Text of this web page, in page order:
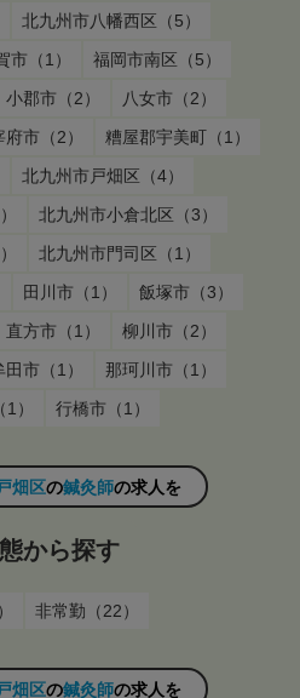
北九州市八幡西区（5）
市（1）
福岡市南区（5）
小郡市（2）
八女市（2）
府市（2）
糟屋郡宇美町（1）
北九州市戸畑区（4）
北九州市小倉北区（3）
北九州市門司区（1）
田川市（1）
飯塚市（3）
直方市（1）
柳川市（2）
田市（1）
那珂川市（1）
）
行橋市（1）
畑区の鍼灸師の求人を
から探す
非常勤（22）
畑区の鍼灸師の求人を